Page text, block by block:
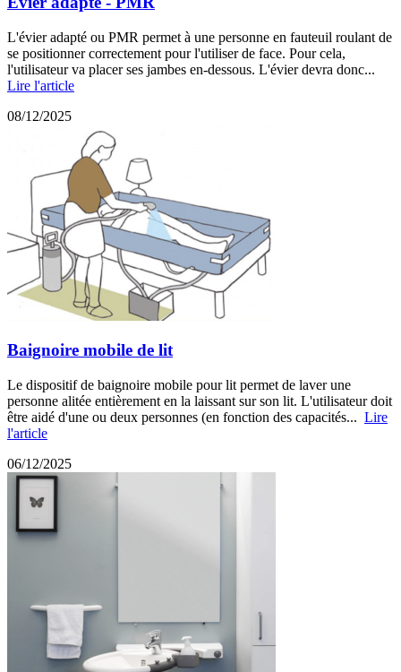
L'évier adapté ou PMR permet à une personne en fauteuil roulant de
se positionner correctement pour l'utiliser de face. Pour cela,
l'utilisateur va placer ses jambes en-dessous. L'évier devra donc...
Lire l'article
08/12/2025
Baignoire mobile de lit
Le dispositif de baignoire mobile pour lit permet de laver une
personne alitée entièrement en la laissant sur son lit. L'utilisateur doit
être aidé d'une ou deux personnes (en fonction des capacités... Lire
l'article
06/12/2025